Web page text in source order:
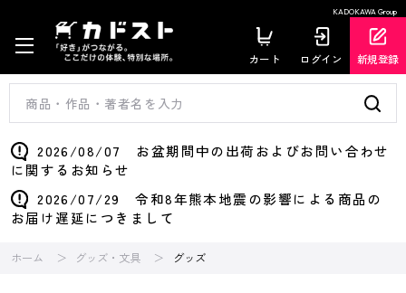
KADOKAWA Group
カート ログイン 新規登録
2026/08/07 お盆期間中の出荷およびお問い合わせ
に関するお知らせ
2026/07/29 令和8年熊本地震の影響による商品の
お届け遅延につきまして
ホーム グッズ・文具 グッズ